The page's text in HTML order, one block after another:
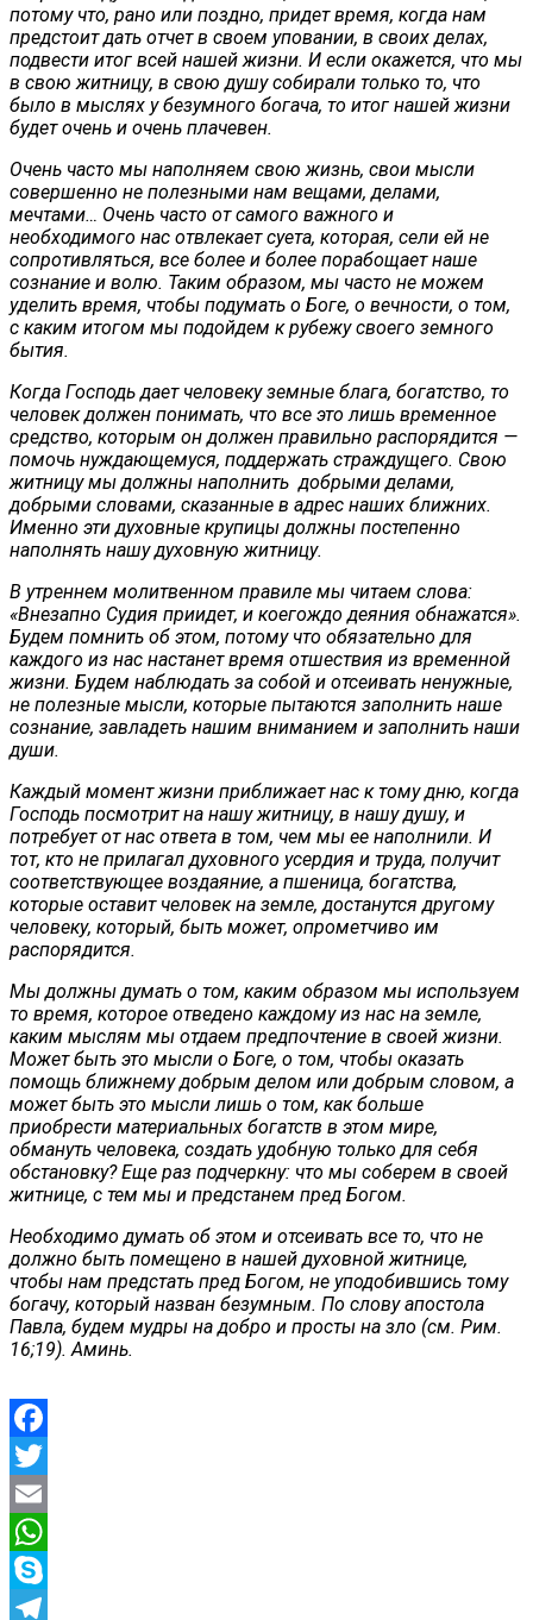
потому что, рано или поздно, придет время, когда нам
предстоит дать отчет в своем уповании, в своих делах,
подвести итог всей нашей жизни. И если окажется, что мы
в свою житницу, в свою душу собирали только то, что
было в мыслях у безумного богача, то итог нашей жизни
будет очень и очень плачевен.
Очень часто мы наполняем свою жизнь, свои мысли
совершенно не полезными нам вещами, делами,
мечтами… Очень часто от самого важного и
необходимого нас отвлекает суета, которая, сели ей не
сопротивляться, все более и более порабощает наше
сознание и волю. Таким образом, мы часто не можем
уделить время, чтобы подумать о Боге, о вечности, о том,
с каким итогом мы подойдем к рубежу своего земного
бытия.
Когда Господь дает человеку земные блага, богатство, то
человек должен понимать, что все это лишь временное
средство, которым он должен правильно распорядится —
помочь нуждающемуся, поддержать страждущего. Свою
житницу мы должны наполнить добрыми делами,
добрыми словами, сказанные в адрес наших ближних.
Именно эти духовные крупицы должны постепенно
наполнять нашу духовную житницу.
В утреннем молитвенном правиле мы читаем слова:
«Внезапно Судия приидет, и коегождо деяния обнажатся».
Будем помнить об этом, потому что обязательно для
каждого из нас настанет время отшествия из временной
жизни. Будем наблюдать за собой и отсеивать ненужные,
не полезные мысли, которые пытаются заполнить наше
сознание, завладеть нашим вниманием и заполнить наши
души.
Каждый момент жизни приближает нас к тому дню, когда
Господь посмотрит на нашу житницу, в нашу душу, и
потребует от нас ответа в том, чем мы ее наполнили. И
тот, кто не прилагал духовного усердия и труда, получит
соответствующее воздаяние, а пшеница, богатства,
которые оставит человек на земле, достанутся другому
человеку, который, быть может, опрометчиво им
распорядится.
Мы должны думать о том, каким образом мы используем
то время, которое отведено каждому из нас на земле,
каким мыслям мы отдаем предпочтение в своей жизни.
Может быть это мысли о Боге, о том, чтобы оказать
помощь ближнему добрым делом или добрым словом, а
может быть это мысли лишь о том, как больше
приобрести материальных богатств в этом мире,
обмануть человека, создать удобную только для себя
обстановку? Еще раз подчеркну: что мы соберем в своей
житнице, с тем мы и предстанем пред Богом.
Необходимо думать об этом и отсеивать все то, что не
должно быть помещено в нашей духовной житнице,
чтобы нам предстать пред Богом, не уподобившись тому
богачу, который назван безумным. По слову апостола
Павла, будем мудры на добро и просты на зло (см. Рим.
16;19). Аминь.
Facebook
Twitter
Email
WhatsApp
Skype